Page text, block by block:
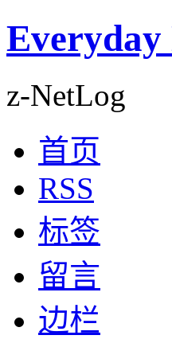
Everyday
z-NetLog
首页
RSS
标签
留言
边栏